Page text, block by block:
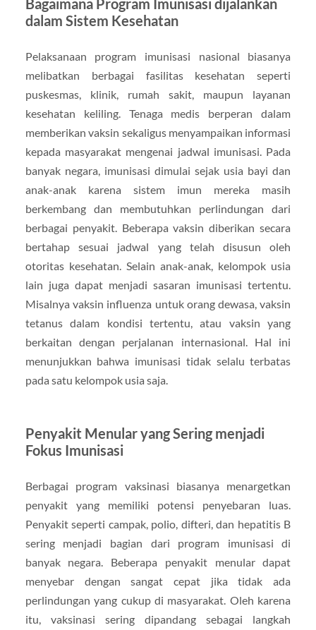
dalam Sistem Kesehatan
Pelaksanaan program imunisasi nasional biasanya
melibatkan berbagai fasilitas kesehatan seperti
puskesmas, klinik, rumah sakit, maupun layanan
kesehatan keliling. Tenaga medis berperan dalam
memberikan vaksin sekaligus menyampaikan informasi
kepada masyarakat mengenai jadwal imunisasi. Pada
banyak negara, imunisasi dimulai sejak usia bayi dan
anak-anak karena sistem imun mereka masih
berkembang dan membutuhkan perlindungan dari
berbagai penyakit. Beberapa vaksin diberikan secara
bertahap sesuai jadwal yang telah disusun oleh
otoritas kesehatan. Selain anak-anak, kelompok usia
lain juga dapat menjadi sasaran imunisasi tertentu.
Misalnya vaksin influenza untuk orang dewasa, vaksin
tetanus dalam kondisi tertentu, atau vaksin yang
berkaitan dengan perjalanan internasional. Hal ini
menunjukkan bahwa imunisasi tidak selalu terbatas
pada satu kelompok usia saja.
Penyakit Menular yang Sering menjadi
Fokus Imunisasi
Berbagai program vaksinasi biasanya menargetkan
penyakit yang memiliki potensi penyebaran luas.
Penyakit seperti campak, polio, difteri, dan hepatitis B
sering menjadi bagian dari program imunisasi di
banyak negara. Beberapa penyakit menular dapat
menyebar dengan sangat cepat jika tidak ada
perlindungan yang cukup di masyarakat. Oleh karena
itu, vaksinasi sering dipandang sebagai langkah